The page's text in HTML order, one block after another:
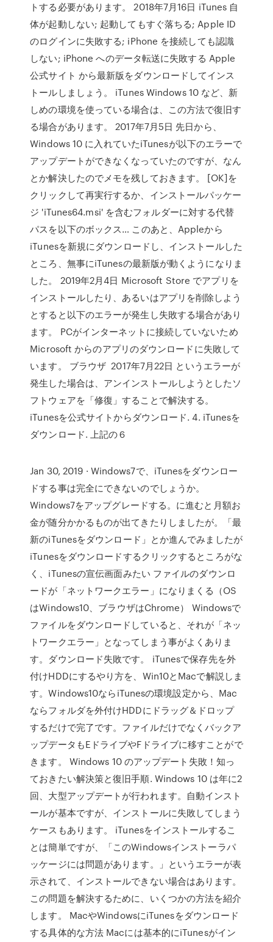
トする必要があります。 2018年7月16日 iTunes 自
体が起動しない; 起動してもすぐ落ちる; Apple ID
のログインに失敗する; iPhone を接続しても認識
しない; iPhone へのデータ転送に失敗する Apple
公式サイト から最新版をダウンロードしてインス
トールしましょう。 iTunes Windows 10 など、新
しめの環境を使っている場合は、この方法で復旧す
る場合があります。 2017年7月5日 先日から、
Windows 10 に入れていたiTunesが以下のエラーで
アップデートができなくなっていたのですが、なん
とか解決したのでメモを残しておきます。 [OK]を
クリックして再実行するか、インストールパッケー
ジ 'iTunes64.msi' を含むフォルダーに対する代替
パスを以下のボックス… このあと、Appleから
iTunesを新規にダウンロードし、インストールした
ところ、無事にiTunesの最新版が動くようになりま
した。 2019年2月4日 Microsoft Store でアプリを
インストールしたり、あるいはアプリを削除しよう
とすると以下のエラーが発生し失敗する場合があり
ます。 PCがインターネットに接続していないため
Microsoft からのアプリのダウンロードに失敗して
います。 ブラウザ 2017年7月22日 というエラーが
発生した場合は、アンインストールしようとしたソ
フトウェアを「修復」することで解決する。
iTunesを公式サイトからダウンロード. 4. iTunesを
ダウンロード. 上記の６
Jan 30, 2019 · Windows7で、iTunesをダウンロー
ドする事は完全にできないのでしょうか。
Windows7をアップグレードする。に進むと月額お
金が随分かかるものが出てきたりしましたが。「最
新のiTunesをダウンロード」とか進んでみましたが
iTunesをダウンロードするクリックするところがな
く、iTunesの宣伝画面みたい ファイルのダウンロ
ードが「ネットワークエラー」になりまくる（OS
はWindows10、ブラウザはChrome） Windowsで
ファイルをダウンロードしていると、それが「ネッ
トワークエラー」となってしまう事がよくありま
す。ダウンロード失敗です。 iTunesで保存先を外
付けHDDにするやり方を、Win10とMacで解説しま
す。Windows10ならiTunesの環境設定から、Mac
ならフォルダを外付けHDDにドラッグ＆ドロップ
するだけで完了です。ファイルだけでなくバックア
ップデータもEドライブやFドライブに移すことがで
きます。 Windows 10 のアップデート失敗！知っ
ておきたい解決策と復旧手順. Windows 10 は年に2
回、大型アップデートが行われます。自動インスト
ールが基本ですが、インストールに失敗してしまう
ケースもあります。 iTunesをインストールするこ
とは簡単ですが、「このWindowsインストーラパ
ッケージには問題があります。」というエラーが表
示されて、インストールできない場合はあります。
この問題を解決するために、いくつかの方法を紹介
します。 MacやWindowsにiTunesをダウンロード
する具体的な方法 Macには基本的にiTunesがイン